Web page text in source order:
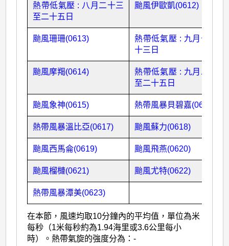
熱帶低氣壓 : 八月二十三
至二十五日
颱風伊歐凱(0612)
颱風珊珊(0613)
熱帶低氣壓 : 九月十二至
十三日
颱風摩羯(0614)
熱帶低氣壓 : 九月二十二
至二十五日
颱風象神(0615) 熱帶風暴貝碧嘉(0616)
熱帶風暴溫比亞(0617) 颱風蘇力(0618)
颱風西馬侖(0619) 颱風飛燕(0620)
颱風榴槤(0621) 颱風尤特(0622)
熱帶風暴潭美(0623)
在本節，風速均取10分鐘內的平均值，單位為米
每秒（1米每秒約為1.94海里或3.6公里每小
時）。熱帶氣旋的強度分為：-